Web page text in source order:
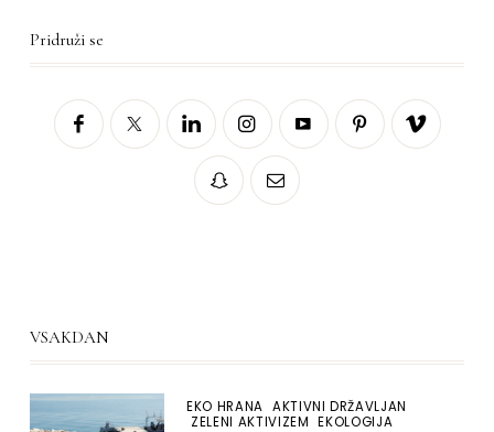
Pridruži se
VSAKDAN
EKO HRANA AKTIVNI DRŽAVLJAN
ZELENI AKTIVIZEM EKOLOGIJA